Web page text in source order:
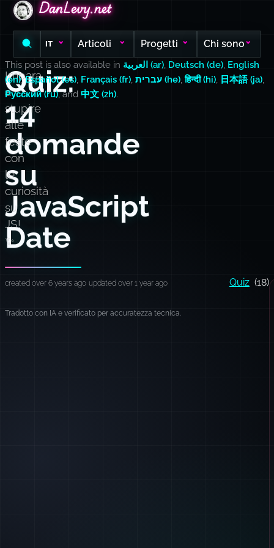
DanLevy.net
DanLevy.net
DanLevy.net
IT Articoli Progetti Chi sono
Quiz:
14
domande
su
JavaScript
Date
Impara
a
stupire
alle
feste
con
le
curiosità
su
JS!
✨
This post is also available in العربية (ar), Deutsch (de), English
(en),Español (es), Français (fr), עברית (he),हिन्दी (hi), 日本語 (ja),
Русский (ru), and 中文 (zh).
created over 6 years ago updated over 1 year ago Quiz (18)
Tradotto con IA e verificato per accuratezza tecnica.